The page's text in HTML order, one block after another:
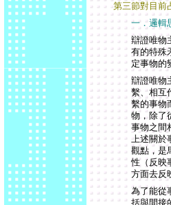
第三節對目前
一．邏輯
辯證唯物
有的特殊
定事物的
辯證唯物
繫、相互
繫的事物
物，除了
事物之間
上述關於
觀點，是
性（反映
方面去反
為了能從
括與間接